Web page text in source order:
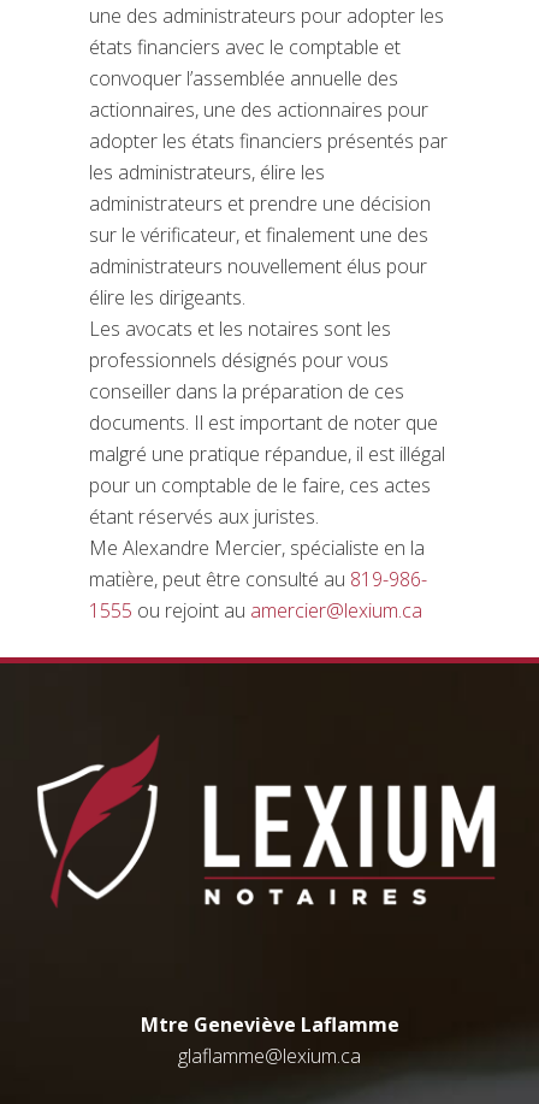
une des administrateurs pour adopter les
états financiers avec le comptable et
convoquer l’assemblée annuelle des
actionnaires, une des actionnaires pour
adopter les états financiers présentés par
les administrateurs, élire les
administrateurs et prendre une décision
sur le vérificateur, et finalement une des
administrateurs nouvellement élus pour
élire les dirigeants.
Les avocats et les notaires sont les
professionnels désignés pour vous
conseiller dans la préparation de ces
documents. Il est important de noter que
malgré une pratique répandue, il est illégal
pour un comptable de le faire, ces actes
étant réservés aux juristes.
Me Alexandre Mercier, spécialiste en la
matière, peut être consulté au 819-986-
1555 ou rejoint au amercier@lexium.ca
Mtre Geneviève Laflamme
glaflamme@lexium.ca